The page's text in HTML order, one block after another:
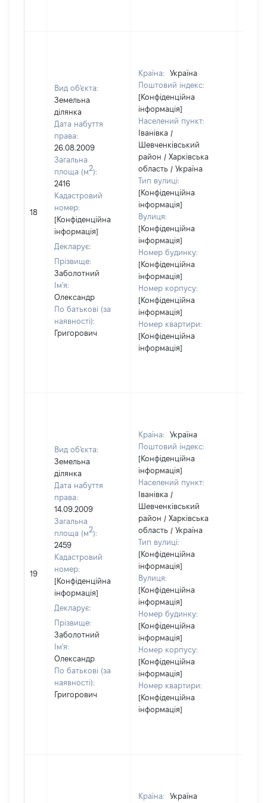
18
Вид об'єкта:
Земельна
ділянка
Дата набуття
права:
26.08.2009
Загальна
площа (м2):
2416
Кадастровий
номер:
[Конфіденційна
інформація]
Декларує:
Прізвище:
Заболотний
Ім'я:
Олександр
По батькові (за
наявності):
Григорович
Країна:
Україна
Поштовий індекс:
[Конфіденційна
інформація]
Населений пункт:
Іванівка /
Шевченківський
район / Харківська
область / Україна
Тип вулиці:
[Конфіденційна
інформація]
Вулиця:
[Конфіденційна
інформація]
Номер будинку:
[Конфіденційна
інформація]
Номер корпусу:
[Конфіденційна
інформація]
Номер квартири:
[Конфіденційна
інформація]
19
Вид об'єкта:
Земельна
ділянка
Дата набуття
права:
14.09.2009
Загальна
площа (м2):
2459
Кадастровий
номер:
[Конфіденційна
інформація]
Декларує:
Прізвище:
Заболотний
Ім'я:
Олександр
По батькові (за
наявності):
Григорович
Країна:
Україна
Поштовий індекс:
[Конфіденційна
інформація]
Населений пункт:
Іванівка /
Шевченківський
район / Харківська
область / Україна
Тип вулиці:
[Конфіденційна
інформація]
Вулиця:
[Конфіденційна
інформація]
Номер будинку:
[Конфіденційна
інформація]
Номер корпусу:
[Конфіденційна
інформація]
Номер квартири:
[Конфіденційна
інформація]
Країна:
Україна